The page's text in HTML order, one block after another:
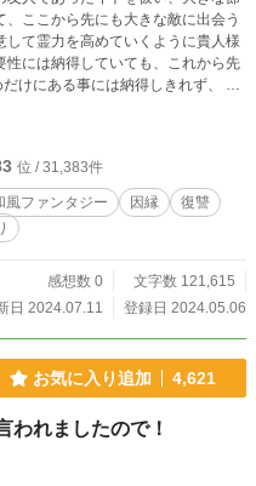
して霊力を高めていくように貴人様
性には納得していても、これから先
けにある事には納得しきれず、 タ
ことを決めました。 二人で暮
タカトの父との接触が徐々に増え
罪に
ていく。 二人の成長を描いた第二
位 / 31,383件
風ファンタジー 因縁
復讐
感想数 0
文字数 121,615
日 2024.07.11
登録日 2024.05.06
お気に入り追加 4,621
われましたので！